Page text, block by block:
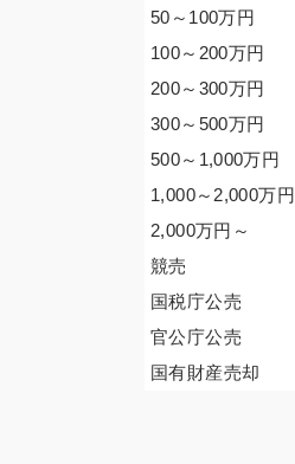
50～100万円
100～200万円
200～300万円
300～500万円
500～1,000万円
1,000～2,000万円
2,000万円 ～
競売
国税庁公売
官公庁公売
国有財産売却